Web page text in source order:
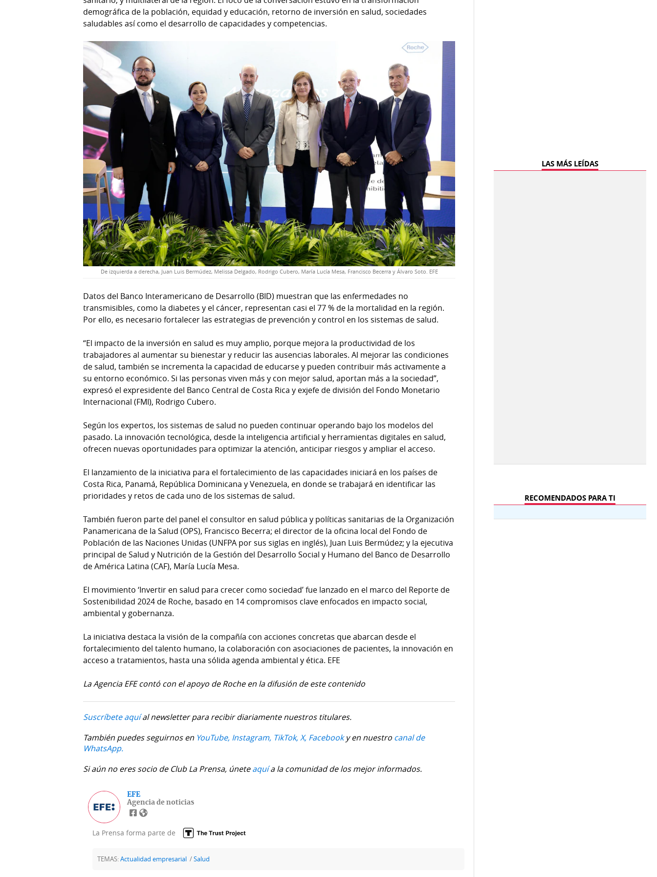
demográfica de la población, equidad y educación, retorno de inversión en salud, sociedades
saludables así como el desarrollo de capacidades y competencias.
De izquierda a derecha, Juan Luis Bermúdez, Melissa Delgado, Rodrigo Cubero, María Lucía Mesa, Francisco Becerra y Álvaro Soto. EFE
Datos del Banco Interamericano de Desarrollo (BID) muestran que las enfermedades no
transmisibles, como la diabetes y el cáncer, representan casi el 77 % de la mortalidad en la región.
Por ello, es necesario fortalecer las estrategias de prevención y control en los sistemas de salud.
“El impacto de la inversión en salud es muy amplio, porque mejora la productividad de los
trabajadores al aumentar su bienestar y reducir las ausencias laborales. Al mejorar las condiciones
de salud, también se incrementa la capacidad de educarse y pueden contribuir más activamente a
su entorno económico. Si las personas viven más y con mejor salud, aportan más a la sociedad”,
expresó el expresidente del Banco Central de Costa Rica y exjefe de división del Fondo Monetario
Internacional (FMI), Rodrigo Cubero.
Según los expertos, los sistemas de salud no pueden continuar operando bajo los modelos del
pasado. La innovación tecnológica, desde la inteligencia artificial y herramientas digitales en salud,
ofrecen nuevas oportunidades para optimizar la atención, anticipar riesgos y ampliar el acceso.
El lanzamiento de la iniciativa para el fortalecimiento de las capacidades iniciará en los países de
Costa Rica, Panamá, República Dominicana y Venezuela, en donde se trabajará en identificar las
prioridades y retos de cada uno de los sistemas de salud.
También fueron parte del panel el consultor en salud pública y políticas sanitarias de la Organización
Panamericana de la Salud (OPS), Francisco Becerra; el director de la oficina local del Fondo de
Población de las Naciones Unidas (UNFPA por sus siglas en inglés), Juan Luis Bermúdez; y la ejecutiva
principal de Salud y Nutrición de la Gestión del Desarrollo Social y Humano del Banco de Desarrollo
de América Latina (CAF), María Lucía Mesa.
El movimiento ‘Invertir en salud para crecer como sociedad’ fue lanzado en el marco del Reporte de
Sostenibilidad 2024 de Roche, basado en 14 compromisos clave enfocados en impacto social,
ambiental y gobernanza.
La iniciativa destaca la visión de la compañía con acciones concretas que abarcan desde el
fortalecimiento del talento humano, la colaboración con asociaciones de pacientes, la innovación en
acceso a tratamientos, hasta una sólida agenda ambiental y ética. EFE
La Agencia EFE contó con el apoyo de Roche en la difusión de este contenido
Suscríbete aquíal newsletter para recibir diariamente nuestros titulares.
También puedes seguirnos en YouTube, Instagram, TikTok, X, Facebooky en nuestro canal de
WhatsApp.
Si aún no eres socio de Club La Prensa, úneteaquía la comunidad de los mejor informados.
EFE
Agencia de noticias
La Prensa forma parte de
TEMAS:Actualidad empresarial Salud
LAS MÁS LEÍDAS
RECOMENDADOS PARA TI